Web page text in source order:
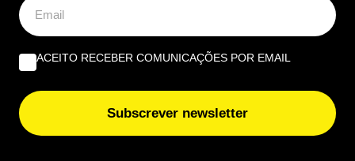
Vários concelhos já têm cortes de água
confirmados para a semana de 10 a 16 de agosto,
com interrupções que podem durar várias horas
ACEITO RECEBER COMUNICAÇÕES POR EMAIL
Subscrever newsletter